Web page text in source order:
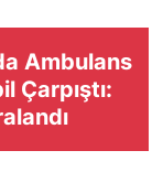
Ambulans
Çarpıştı: